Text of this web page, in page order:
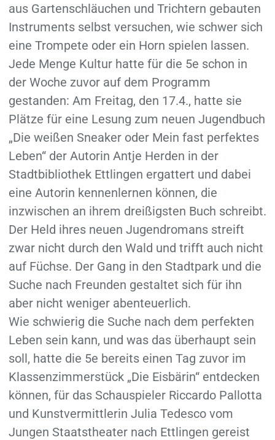
aus Gartenschläuchen und Trichtern gebauten
Instruments selbst versuchen, wie schwer sich
eine Trompete oder ein Horn spielen lassen.
Jede Menge Kultur hatte für die 5e schon in
der Woche zuvor auf dem Programm
gestanden: Am Freitag, den 17.4., hatte sie
Plätze für eine Lesung zum neuen Jugendbuch
„Die weißen Sneaker oder Mein fast perfektes
Leben“ der Autorin Antje Herden in der
Stadtbibliothek Ettlingen ergattert und dabei
eine Autorin kennenlernen können, die
inzwischen an ihrem dreißigsten Buch schreibt.
Der Held ihres neuen Jugendromans streift
zwar nicht durch den Wald und trifft auch nicht
auf Füchse. Der Gang in den Stadtpark und die
Suche nach Freunden gestaltet sich für ihn
aber nicht weniger abenteuerlich.
Wie schwierig die Suche nach dem perfekten
Leben sein kann, und was das überhaupt sein
soll, hatte die 5e bereits einen Tag zuvor im
Klassenzimmerstück „Die Eisbärin“ entdecken
können, für das Schauspieler Riccardo Pallotta
und Kunstvermittlerin Julia Tedesco vom
Jungen Staatstheater nach Ettlingen gereist